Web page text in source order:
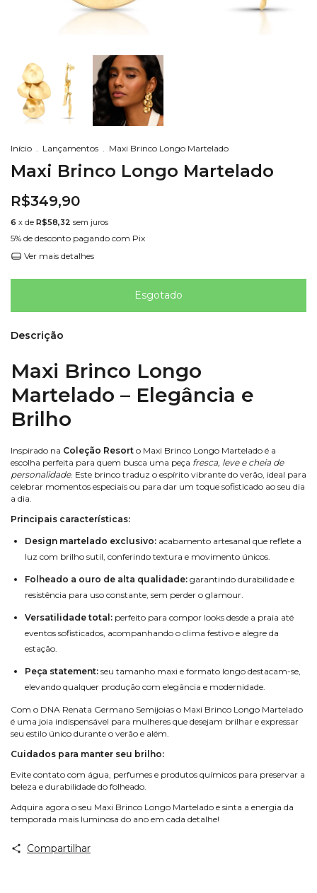
Início . Lançamentos . Maxi Brinco Longo Martelado
Maxi Brinco Longo Martelado
R$349,90
6 x de R$58,32 sem juros
5% de desconto pagando com Pix
Ver mais detalhes
Descrição
Maxi Brinco Longo
Martelado – Elegância e
Brilho
Inspirado na Coleção Resort o Maxi Brinco Longo Martelado é a
escolha perfeita para quem busca uma peça fresca, leve e cheia de
personalidade. Este brinco traduz o espírito vibrante do verão, ideal para
celebrar momentos especiais ou para dar um toque sofisticado ao seu dia
a dia.
Principais características:
Design martelado exclusivo: acabamento artesanal que reflete a
luz com brilho sutil, conferindo textura e movimento únicos.
Folheado a ouro de alta qualidade: garantindo durabilidade e
resistência para uso constante, sem perder o glamour.
Versatilidade total: perfeito para compor looks desde a praia até
eventos sofisticados, acompanhando o clima festivo e alegre da
estação.
Peça statement: seu tamanho maxi e formato longo destacam-se,
elevando qualquer produção com elegância e modernidade.
Com o DNA Renata Germano Semijoias o Maxi Brinco Longo Martelado
é uma joia indispensável para mulheres que desejam brilhar e expressar
seu estilo único durante o verão e além.
Cuidados para manter seu brilho:
Evite contato com água, perfumes e produtos químicos para preservar a
beleza e durabilidade do folheado.
Adquira agora o seu Maxi Brinco Longo Martelado e sinta a energia da
temporada mais luminosa do ano em cada detalhe!
Compartilhar